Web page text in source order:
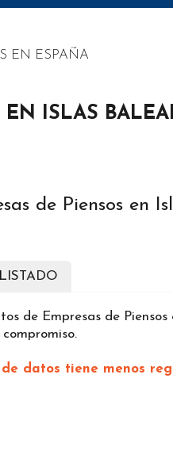
EN ESPAÑA
EN ISLAS
de Piensos en
LISTADO
de Empresas de
datos tiene menos